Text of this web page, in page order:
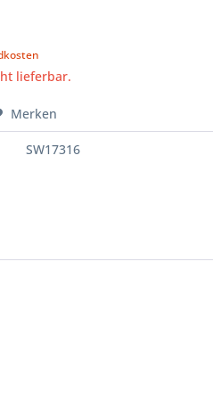
lieferbar.
Merken
SW17316